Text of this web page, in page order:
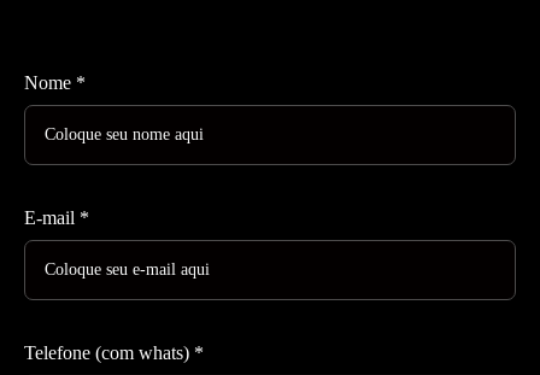
Nome *
E-mail *
Telefone (com whats) *